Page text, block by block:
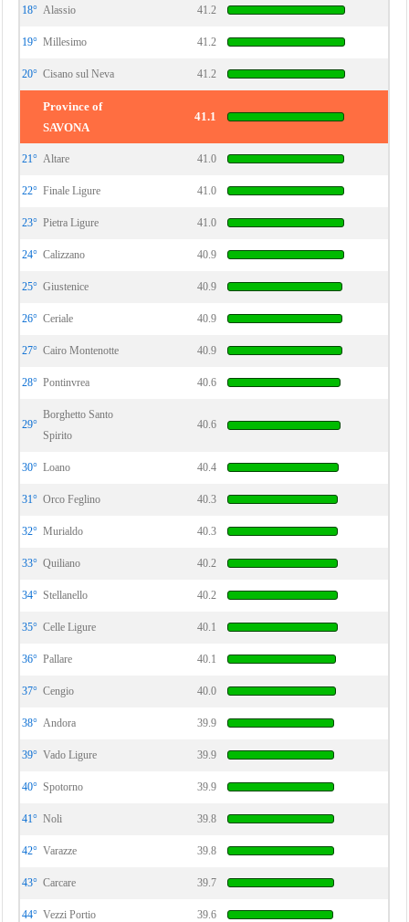
18° Alassio 41.2
19° Millesimo 41.2
20° Cisano sul Neva 41.2
Province of
SAVONA
41.1
21° Altare 41.0
22° Finale Ligure 41.0
23° Pietra Ligure 41.0
24° Calizzano 40.9
25° Giustenice 40.9
26° Ceriale 40.9
27° Cairo Montenotte 40.9
28° Pontinvrea 40.6
29°
Borghetto Santo
Spirito
40.6
30° Loano 40.4
31° Orco Feglino 40.3
32° Murialdo 40.3
33° Quiliano 40.2
34° Stellanello 40.2
35° Celle Ligure 40.1
36° Pallare 40.1
37° Cengio 40.0
38° Andora 39.9
39° Vado Ligure 39.9
40° Spotorno 39.9
41° Noli 39.8
42° Varazze 39.8
43° Carcare 39.7
44° Vezzi Portio 39.6